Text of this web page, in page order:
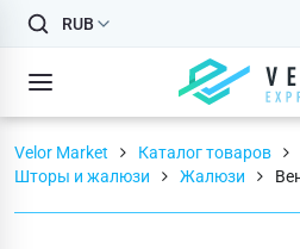
RUB
Velor Market Каталог товаров
Шторы и жалюзи
Жалюзи